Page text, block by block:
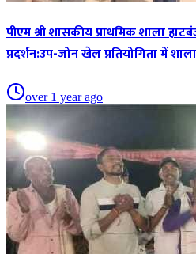
पीएम श्री शासकीय प्राथमिक शाला
प्रदर्शन:उप-जोन खेल प्रतियोगिता में
over 1 year ago